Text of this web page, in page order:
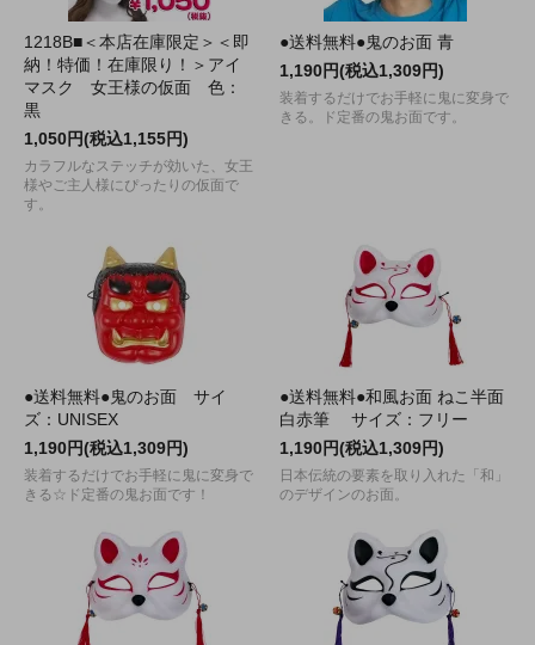
1218B■＜本店在庫限定＞＜即
納！特価！在庫限り！＞アイ
マスク 女王様の仮面 色：
黒
1,050円(税込1,155円)
カラフルなステッチが効いた、女王
様やご主人様にぴったりの仮面で
す。
●送料無料●鬼のお面 青
1,190円(税込1,309円)
装着するだけでお手軽に鬼に変身で
きる。ド定番の鬼お面です。
●送料無料●鬼のお面 サイ
ズ：UNISEX
1,190円(税込1,309円)
装着するだけでお手軽に鬼に変身で
きる☆ド定番の鬼お面です！
●送料無料●和風お面 ねこ半面
白赤筆 サイズ：フリー
1,190円(税込1,309円)
日本伝統の要素を取り入れた「和」
のデザインのお面。